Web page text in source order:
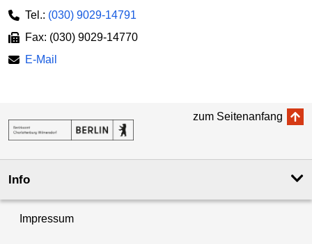
Tel.: (030) 9029-14791
Fax: (030) 9029-14770
E-Mail
zum Seitenanfang
Info
Impressum